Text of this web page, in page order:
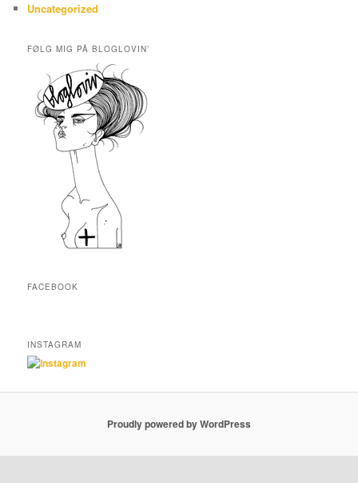
Uncategorized
FØLG MIG PÅ BLOGLOVIN’
FACEBOOK
INSTAGRAM
Proudly powered by WordPress